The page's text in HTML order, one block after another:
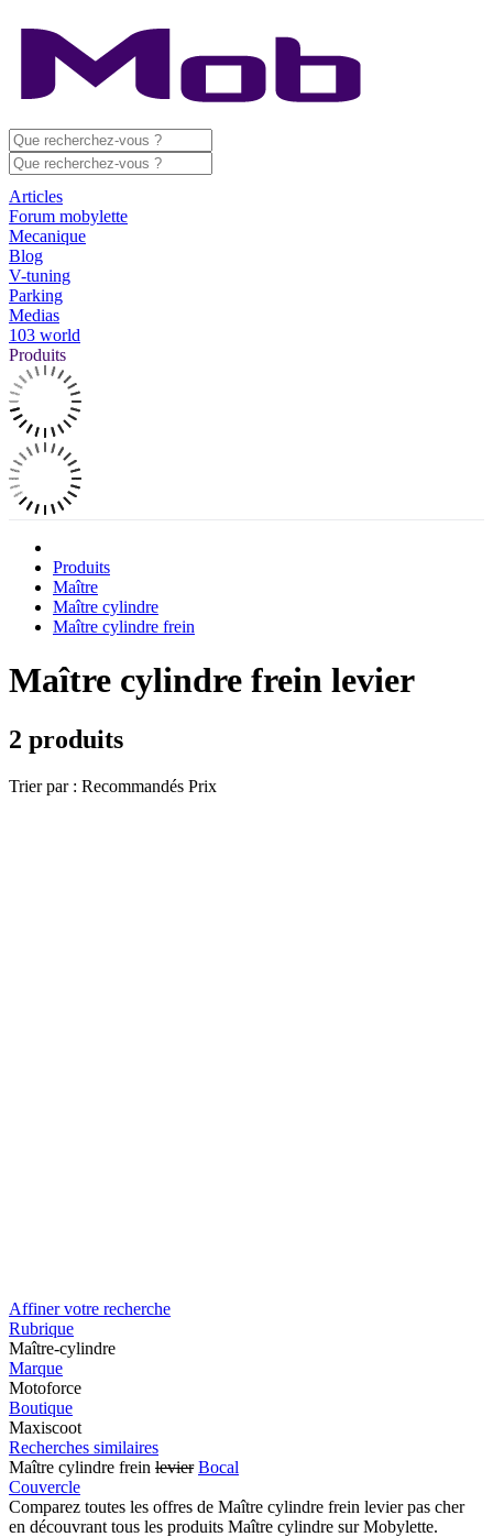
Articles
Forum mobylette
Mecanique
Blog
V-tuning
Parking
Medias
103 world
Produits
Produits
Maître
Maître cylindre
Maître cylindre frein
Maître cylindre frein levier
2 produits
Trier par : Recommandés Prix
Affiner votre recherche
Rubrique
Maître-cylindre
Marque
Motoforce
Boutique
Maxiscoot
Recherches similaires
Maître cylindre frein levier Bocal
Couvercle
Comparez toutes les offres de Maître cylindre frein levier pas cher
en découvrant tous les produits Maître cylindre sur Mobylette.